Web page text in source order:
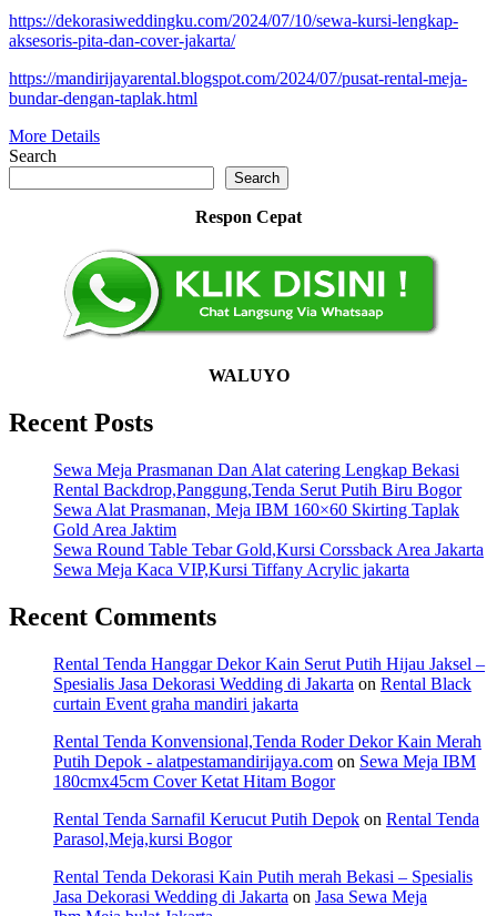
https://dekorasiweddingku.com/2024/07/10/sewa-kursi-lengkap-
aksesoris-pita-dan-cover-jakarta/
https://mandirijayarental.blogspot.com/2024/07/pusat-rental-meja-
bundar-dengan-taplak.html
More Details
Search
Search
Respon Cepat
WALUYO
Recent Posts
Sewa Meja Prasmanan Dan Alat catering Lengkap Bekasi
Rental Backdrop,Panggung,Tenda Serut Putih Biru Bogor
Sewa Alat Prasmanan, Meja IBM 160×60 Skirting Taplak
Gold Area Jaktim
Sewa Round Table Tebar Gold,Kursi Corssback Area Jakarta
Sewa Meja Kaca VIP,Kursi Tiffany Acrylic jakarta
Recent Comments
Rental Tenda Hanggar Dekor Kain Serut Putih Hijau Jaksel –
Spesialis Jasa Dekorasi Wedding di Jakarta on Rental Black
curtain Event graha mandiri jakarta
Rental Tenda Konvensional,Tenda Roder Dekor Kain Merah
Putih Depok - alatpestamandirijaya.com on Sewa Meja IBM
180cmx45cm Cover Ketat Hitam Bogor
Rental Tenda Sarnafil Kerucut Putih Depok on Rental Tenda
Parasol,Meja,kursi Bogor
Rental Tenda Dekorasi Kain Putih merah Bekasi – Spesialis
Jasa Dekorasi Wedding di Jakarta on Jasa Sewa Meja